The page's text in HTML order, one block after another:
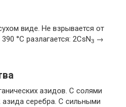
виде. Не взрывается от
°C разлагается: 2CsN3 →
азидов. С солями
серебра. С сильными